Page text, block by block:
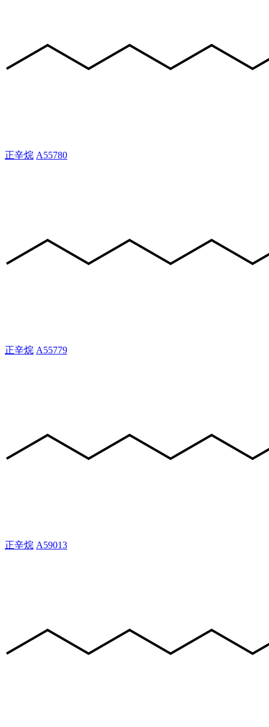
正辛烷 A55780
正辛烷 A55779
正辛烷 A59013